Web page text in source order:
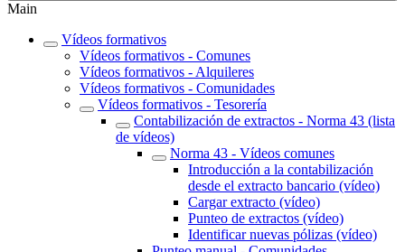
Main
Vídeos formativos
Vídeos formativos - Comunes
Vídeos formativos - Alquileres
Vídeos formativos - Comunidades
Vídeos formativos - Tesorería
Contabilización de extractos - Norma 43 (lista
de vídeos)
Norma 43 - Vídeos comunes
Introducción a la contabilización
desde el extracto bancario (vídeo)
Cargar extracto (vídeo)
Punteo de extractos (vídeo)
Identificar nuevas pólizas (vídeo)